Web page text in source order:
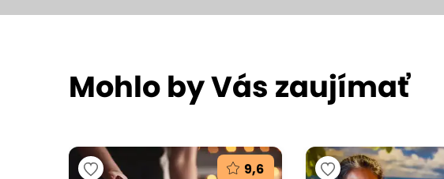
Mohlo by Vás zaujímať
9,6